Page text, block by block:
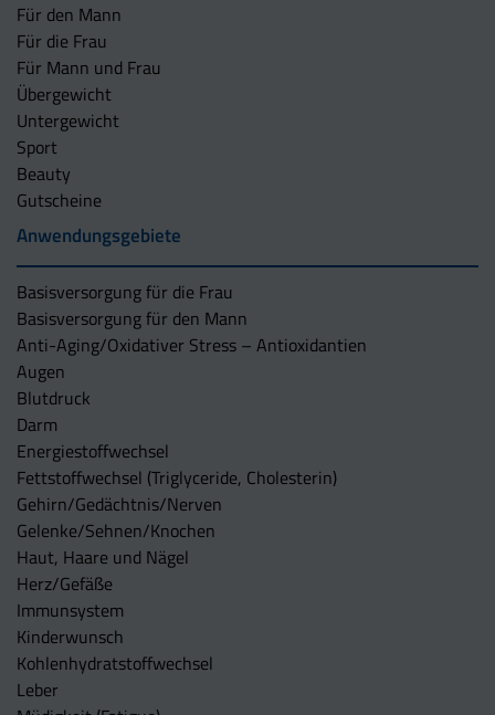
Für den Mann
Für die Frau
Für Mann und Frau
Übergewicht
Untergewicht
Sport
Beauty
Gutscheine
Anwendungsgebiete
Basisversorgung für die Frau
Basisversorgung für den Mann
Anti-Aging/Oxidativer Stress – Antioxidantien
Augen
Blutdruck
Darm
Energiestoffwechsel
Fettstoffwechsel (Triglyceride, Cholesterin)
Gehirn/Gedächtnis/Nerven
Gelenke/Sehnen/Knochen
Haut, Haare und Nägel
Herz/Gefäße
Immunsystem
Kinderwunsch
Kohlenhydratstoffwechsel
Leber